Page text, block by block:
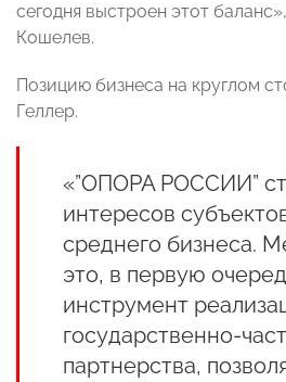
сегодня выстроен этот
Кошелев.
Позицию бизнеса на круглом
Геллер.
«”ОПОРА РОССИИ”
интересов
среднего бизнеса.
это, в первую
инструмент
государственно-
партнерства,